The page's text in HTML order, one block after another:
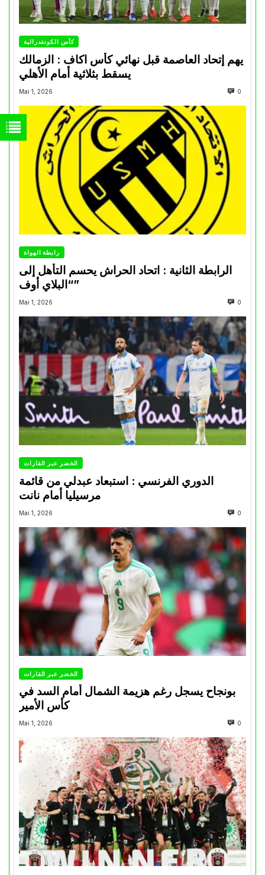
كأس الكونفدرالية
يهم إتحاد العاصمة قبل نهائي كأس اكاف : الزمالك
Mai 1, 2026 0
رابطة الهواة
الرابطة الثانية : اتحاد الحراش يحسم التأهل إلى
“البلاي أوف”
Mai 1, 2026 0
الخضر عبر القارات
الدوري الفرنسي : استبعاد عبدلي من قائمة
مرسيليا أمام نانت
Mai 1, 2026 0
الخضر عبر القارات
بونجاح يسجل رغم هزيمة الشمال أمام السد في
كأس الأمير
Mai 1, 2026 0